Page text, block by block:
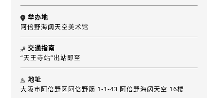
举办地
阿倍野海阔天空美术馆
交通指南
“天王寺站”出站即至
地址
大阪市阿倍野区阿倍野筋 1-1-43 阿倍野海阔天空 16楼